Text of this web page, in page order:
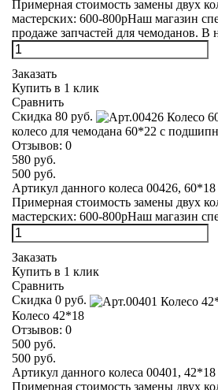
Примерная стоимость замены двух
мастерских: 600-800рНаш магазин
продаже запчастей для чемоданов. В
Заказать
Купить в 1 клик
Сравнить
Скидка 80 руб.
колесо для чемодана 60*22 с
Отзывов: 0
580 руб.
500 руб.
Артикул данного колеса 00426,
Примерная стоимость замены двух
мастерских: 600-800рНаш магазин
Заказать
Купить в 1 клик
Сравнить
Скидка 0 руб.
Колесо 42*18
Отзывов: 0
500 руб.
500 руб.
Артикул данного колеса 00401,
Примерная стоимость замены двух